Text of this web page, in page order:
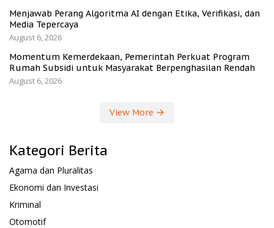
Menjawab Perang Algoritma AI dengan Etika, Verifikasi, dan
Media Tepercaya
August 6, 2026
Momentum Kemerdekaan, Pemerintah Perkuat Program
Rumah Subsidi untuk Masyarakat Berpenghasilan Rendah
August 6, 2026
View More
Kategori Berita
Agama dan Pluralitas
Ekonomi dan Investasi
Kriminal
Otomotif